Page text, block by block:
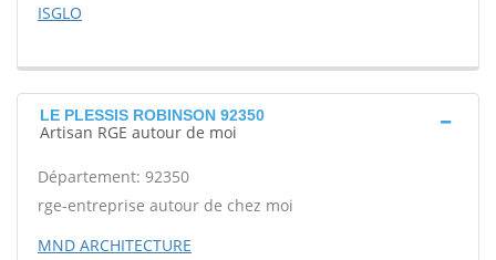
ISGLO
LE PLESSIS ROBINSON 92350
Artisan RGE autour de moi
Département: 92350
rge-entreprise autour de chez moi
MND ARCHITECTURE